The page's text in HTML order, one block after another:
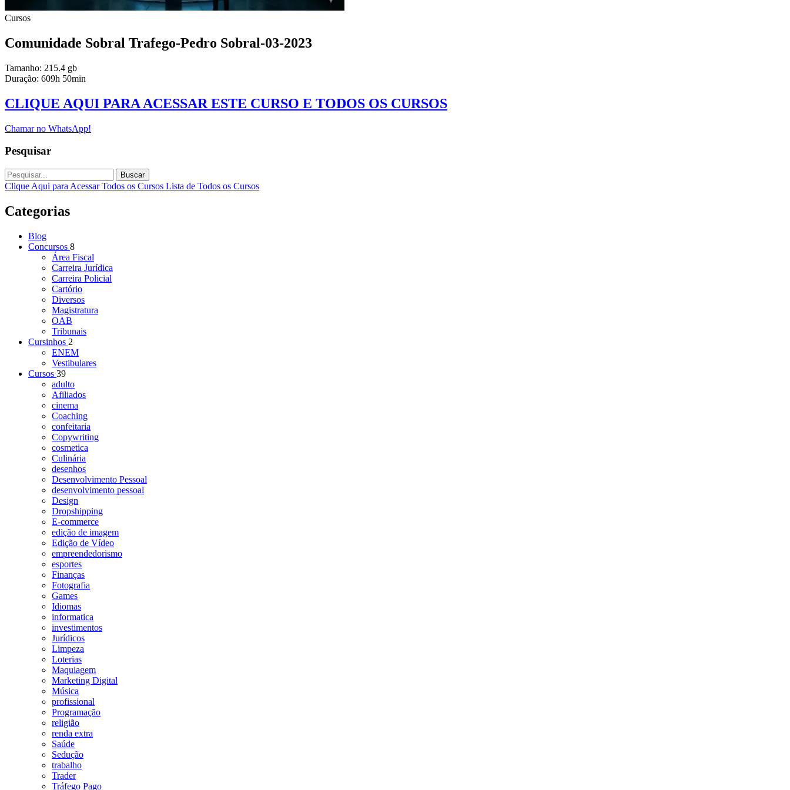
Cursos
Comunidade Sobral Trafego-Pedro Sobral-03-2023
Tamanho: 215.4 gb
Duração: 609h 50min
CLIQUE AQUI PARA ACESSAR ESTE CURSO E TODOS OS CURSOS
Chamar no WhatsApp!
Pesquisar
Buscar
Clique Aqui para Acessar Todos os Cursos Lista de Todos os Cursos
Categorias
Blog
Concursos 8
Área Fiscal
Carreira Jurídica
Carreira Policial
Cartório
Diversos
Magistratura
OAB
Tribunais
Cursinhos 2
ENEM
Vestibulares
Cursos 39
adulto
Afiliados
cinema
Coaching
confeitaria
Copywriting
cosmetica
Culinária
desenhos
Desenvolvimento Pessoal
desenvolvimento pessoal
Design
Dropshipping
E-commerce
edição de imagem
Edição de Vídeo
empreendedorismo
esportes
Finanças
Fotografia
Games
Idiomas
informatica
investimentos
Jurídicos
Limpeza
Loterias
Maquiagem
Marketing Digital
Música
profissional
Programação
religião
renda extra
Saúde
Sedução
trabalho
Trader
Tráfego Pago